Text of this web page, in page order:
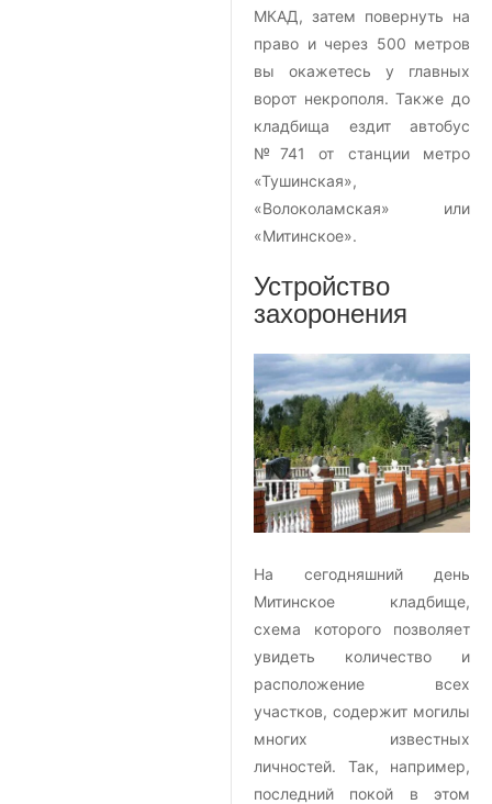
МКАД, затем повернуть на
право и через 500 метров
вы окажетесь у главных
ворот некрополя. Также до
кладбища ездит автобус
№741 от станции метро
«Тушинская»,
«Волоколамская» или
«Митинское».
Устройство
захоронения
На сегодняшний день
Митинское кладбище,
схема которого позволяет
увидеть количество и
расположение всех
участков, содержит могилы
многих известных
личностей. Так, например,
последний покой в этом